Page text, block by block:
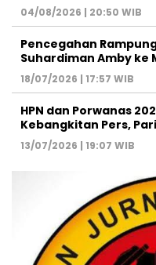
04/08/2026 | 20:50 WIB
Pencegahan
Suhardiman Amby ke
18/07/2026 | 17:57 WIB
HPN dan Porwanas
Kebangkitan Pers,
13/07/2026 | 19:07 WIB